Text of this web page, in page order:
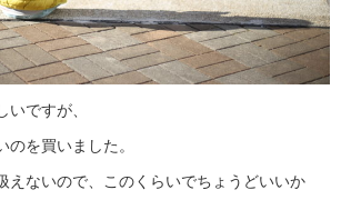
いですが、
のを買いました。
えないので、このくらいでちょうどいいか